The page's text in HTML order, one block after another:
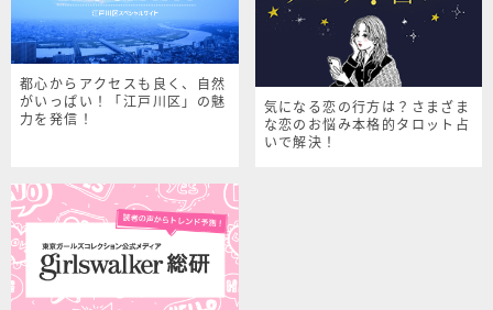
都心からアクセスも良く、自然
がいっぱい！「江戸川区」の魅
力を発信！
気になる恋の行方は？さまざま
な恋のお悩み本格的タロット占
いで解決！